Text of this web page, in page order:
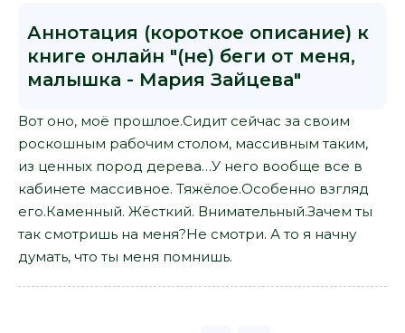
Аннотация (короткое описание) к
книге онлайн "(не) беги от меня,
малышка - Мария Зайцева"
Вот оно, моё прошлое.Сидит сейчас за своим
роскошным рабочим столом, массивным таким,
из ценных пород дерева…У него вообще все в
кабинете массивное. Тяжёлое.Особенно взгляд
его.Каменный. Жёсткий. Внимательный.Зачем ты
так смотришь на меня?Не смотри. А то я начну
думать, что ты меня помнишь.